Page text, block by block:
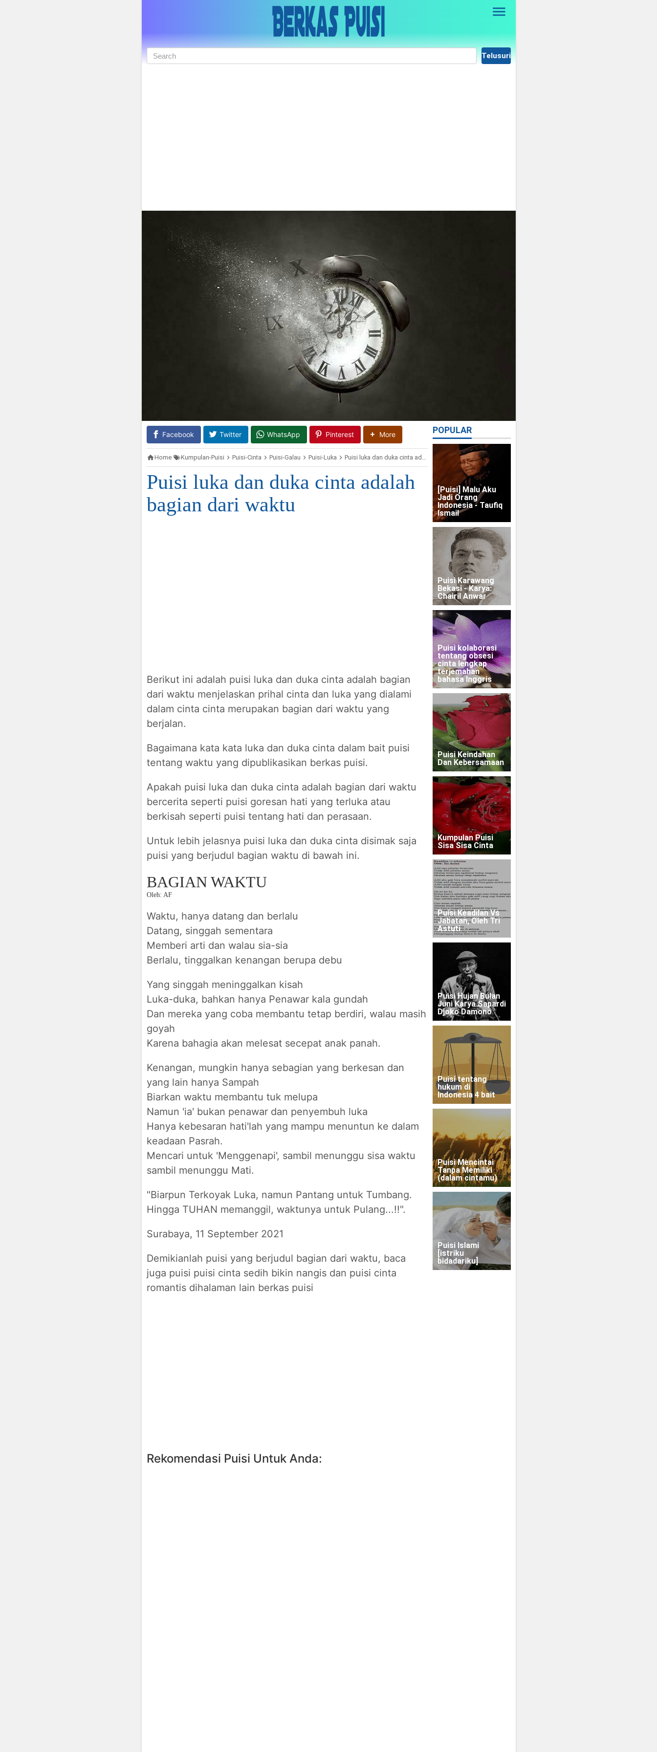
Skip to main content
Facebook Twitter WhatsApp Pinterest More
Home Kumpulan-Puisi Puisi-Cinta Puisi-Galau Puisi-Luka Puisi luka dan duka cinta adalah bagian dari waktu
Puisi luka dan duka cinta adalah
bagian dari waktu
Berikut ini adalah puisi luka dan duka cinta adalah bagian
dari waktu menjelaskan prihal cinta dan luka yang dialami
dalam cinta cinta merupakan bagian dari waktu yang
berjalan.
Bagaimana kata kata luka dan duka cinta dalam bait puisi
tentang waktu yang dipublikasikan berkas puisi.
Apakah puisi luka dan duka cinta adalah bagian dari waktu
bercerita seperti puisi goresan hati yang terluka atau
berkisah seperti puisi tentang hati dan perasaan.
Untuk lebih jelasnya puisi luka dan duka cinta disimak saja
puisi yang berjudul bagian waktu di bawah ini.
BAGIAN WAKTU
Oleh: AF
Waktu, hanya datang dan berlalu
Datang, singgah sementara
Memberi arti dan walau sia-sia
Berlalu, tinggalkan kenangan berupa debu
Yang singgah meninggalkan kisah
Luka-duka, bahkan hanya Penawar kala gundah
Dan mereka yang coba membantu tetap berdiri, walau masih
goyah
Karena bahagia akan melesat secepat anak panah.
Kenangan, mungkin hanya sebagian yang berkesan dan
yang lain hanya Sampah
Biarkan waktu membantu tuk melupa
Namun 'ia' bukan penawar dan penyembuh luka
Hanya kebesaran hati'lah yang mampu menuntun ke dalam
keadaan Pasrah.
Mencari untuk 'Menggenapi', sambil menunggu sisa waktu
sambil menunggu Mati.
"Biarpun Terkoyak Luka, namun Pantang untuk Tumbang.
Hingga TUHAN memanggil, waktunya untuk Pulang...!!".
Surabaya, 11 September 2021
Demikianlah puisi yang berjudul bagian dari waktu, baca
juga puisi puisi cinta sedih bikin nangis dan puisi cinta
romantis dihalaman lain berkas puisi
Rekomendasi Puisi Untuk Anda:
POPULAR
[Puisi] Malu Aku
Jadi Orang
Indonesia - Taufiq
Ismail
Puisi Karawang
Bekasi - Karya:
Chairil Anwar
Puisi kolaborasi
tentang obsesi
cinta lengkap
terjemahan
bahasa Inggris
Puisi Keindahan
Dan Kebersamaan
Kumpulan Puisi
Sisa Sisa Cinta
Puisi Keadilan Vs
Jabatan, Oleh Tri
Astuti
Puisi Hujan Bulan
Juni Karya Sapardi
Djoko Damono
Puisi tentang
hukum di
Indonesia 4 bait
Puisi Mencintai
Tanpa Memiliki
(dalam cintamu)
Puisi Islami
[istriku
bidadariku]